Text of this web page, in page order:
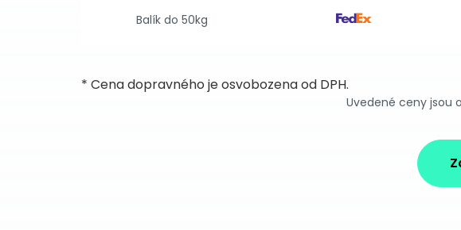
Balík do 50kg
* Cena dopravného je osvobozena od DPH.
Uvedené ceny jsou